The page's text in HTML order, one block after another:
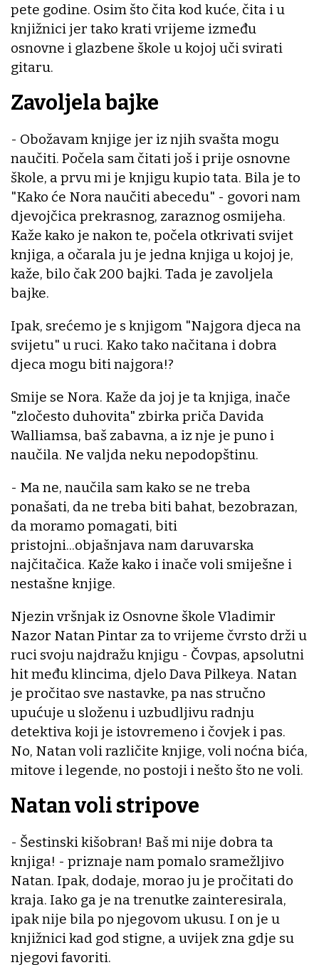
pete godine. Osim što čita kod kuće, čita i u
knjižnici jer tako krati vrijeme između
osnovne i glazbene škole u kojoj uči svirati
gitaru.
Zavoljela bajke
- Obožavam knjige jer iz njih svašta mogu
naučiti. Počela sam čitati još i prije osnovne
škole, a prvu mi je knjigu kupio tata. Bila je to
"Kako će Nora naučiti abecedu" - govori nam
djevojčica prekrasnog, zaraznog osmijeha.
Kaže kako je nakon te, počela otkrivati svijet
knjiga, a očarala ju je jedna knjiga u kojoj je,
kaže, bilo čak 200 bajki. Tada je zavoljela
bajke.
Ipak, srećemo je s knjigom "Najgora djeca na
svijetu" u ruci. Kako tako načitana i dobra
djeca mogu biti najgora!?
Smije se Nora. Kaže da joj je ta knjiga, inače
"zločesto duhovita" zbirka priča Davida
Walliamsa, baš zabavna, a iz nje je puno i
naučila. Ne valjda neku nepodopštinu.
- Ma ne, naučila sam kako se ne treba
ponašati, da ne treba biti bahat, bezobrazan,
da moramo pomagati, biti
pristojni...objašnjava nam daruvarska
najčitačica. Kaže kako i inače voli smiješne i
nestašne knjige.
Njezin vršnjak iz Osnovne škole Vladimir
Nazor Natan Pintar za to vrijeme čvrsto drži u
ruci svoju najdražu knjigu - Čovpas, apsolutni
hit među klincima, djelo Dava Pilkeya. Natan
je pročitao sve nastavke, pa nas stručno
upućuje u složenu i uzbudljivu radnju
detektiva koji je istovremeno i čovjek i pas.
No, Natan voli različite knjige, voli noćna bića,
mitove i legende, no postoji i nešto što ne voli.
Natan voli stripove
- Šestinski kišobran! Baš mi nije dobra ta
knjiga! - priznaje nam pomalo sramežljivo
Natan. Ipak, dodaje, morao ju je pročitati do
kraja. Iako ga je na trenutke zainteresirala,
ipak nije bila po njegovom ukusu. I on je u
knjižnici kad god stigne, a uvijek zna gdje su
njegovi favoriti.